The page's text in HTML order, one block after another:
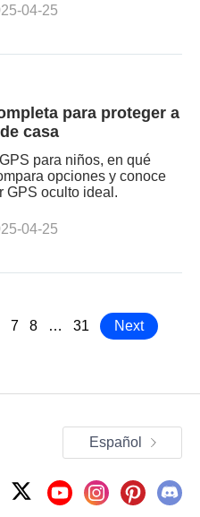
04-25
para proteger a
casa
para niños, en qué
opciones y conoce
GPS oculto ideal.
04-25
7 8 … 31 Next
Español